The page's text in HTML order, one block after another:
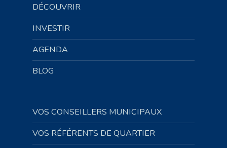
DÉCOUVRIR
INVESTIR
AGENDA
BLOG
VOS CONSEILLERS MUNICIPAUX
VOS RÉFÉRENTS DE QUARTIER